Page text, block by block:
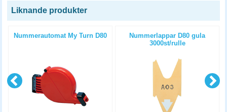
Liknande produkter
Nummerautomat My Turn D80
Nummerlappar D80 gula
3000st/rulle